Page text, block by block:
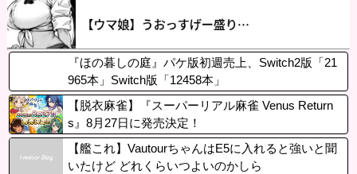
『ほの暮しの庭』パケ版初週売上、Switch2版「21
965本」Switch版「12458本」
【脱衣麻雀】『スーパーリアル麻雀 Venus Return
s』8月27日に発売決定！
【艦これ】VautourちゃんはE5に入れると強いと聞
いたけど どれくらいつよいのかしら